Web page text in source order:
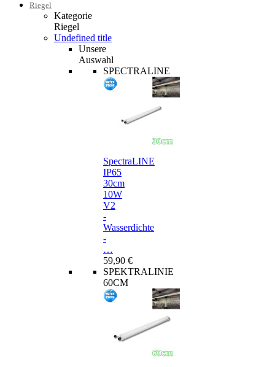
Riegel
Kategorie
Riegel
Undefined title
Unsere
Auswahl
SPECTRALINE
SpectraLINE
IP65
30cm
10W
V2
-
Wasserdichte
-
…
59,90 €
SPEKTRALINIE
60CM